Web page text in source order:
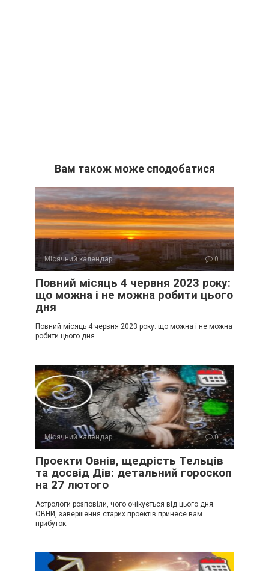
Вам також може сподобатися
Місячний календар 0
Повний місяць 4 червня 2023 року:
що можна і не можна робити цього
дня
Повний місяць 4 червня 2023 року: що можна і не можна
робити цього дня
Місячний календар 0
Проекти Овнів, щедрість Тельців
та досвід Дів: детальний гороскоп
на 27 лютого
Астрологи розповіли, чого очікується від цього дня.
ОВНИ, завершення старих проектів принесе вам
прибуток.